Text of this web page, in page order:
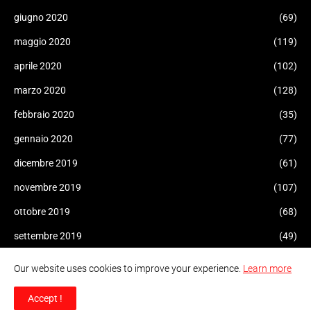
giugno 2020 (69)
maggio 2020 (119)
aprile 2020 (102)
marzo 2020 (128)
febbraio 2020 (35)
gennaio 2020 (77)
dicembre 2019 (61)
novembre 2019 (107)
ottobre 2019 (68)
settembre 2019 (49)
luglio 2019
giugno 2019
Our website uses cookies to improve your experience. Learn more
Accept !